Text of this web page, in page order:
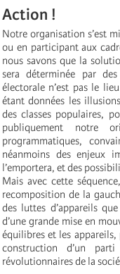
Action !
Notre organisation s’est
ou en participant aux
nous savons que la
sera déterminée par
électorale n’est pas le
étant données les
des classes populaires,
publiquement notre
programmatiques,
néanmoins des enjeux
l’emportera, et des
Mais avec cette
recomposition de la
des luttes d’appareils
d’une grande mise en
équilibres et les
construction d’un
révolutionnaires de la